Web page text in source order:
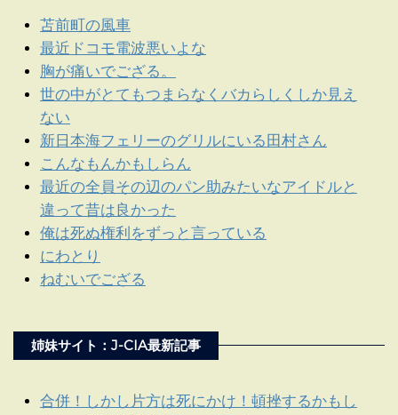
苫前町の風車
最近ドコモ電波悪いよな
胸が痛いでござる。
世の中がとてもつまらなくバカらしくしか見え
ない
新日本海フェリーのグリルにいる田村さん
こんなもんかもしらん
最近の全員その辺のパン助みたいなアイドルと
違って昔は良かった
俺は死ぬ権利をずっと言っている
にわとり
ねむいでござる
姉妹サイト：J-CIA最新記事
合併！しかし片方は死にかけ！頓挫するかもし